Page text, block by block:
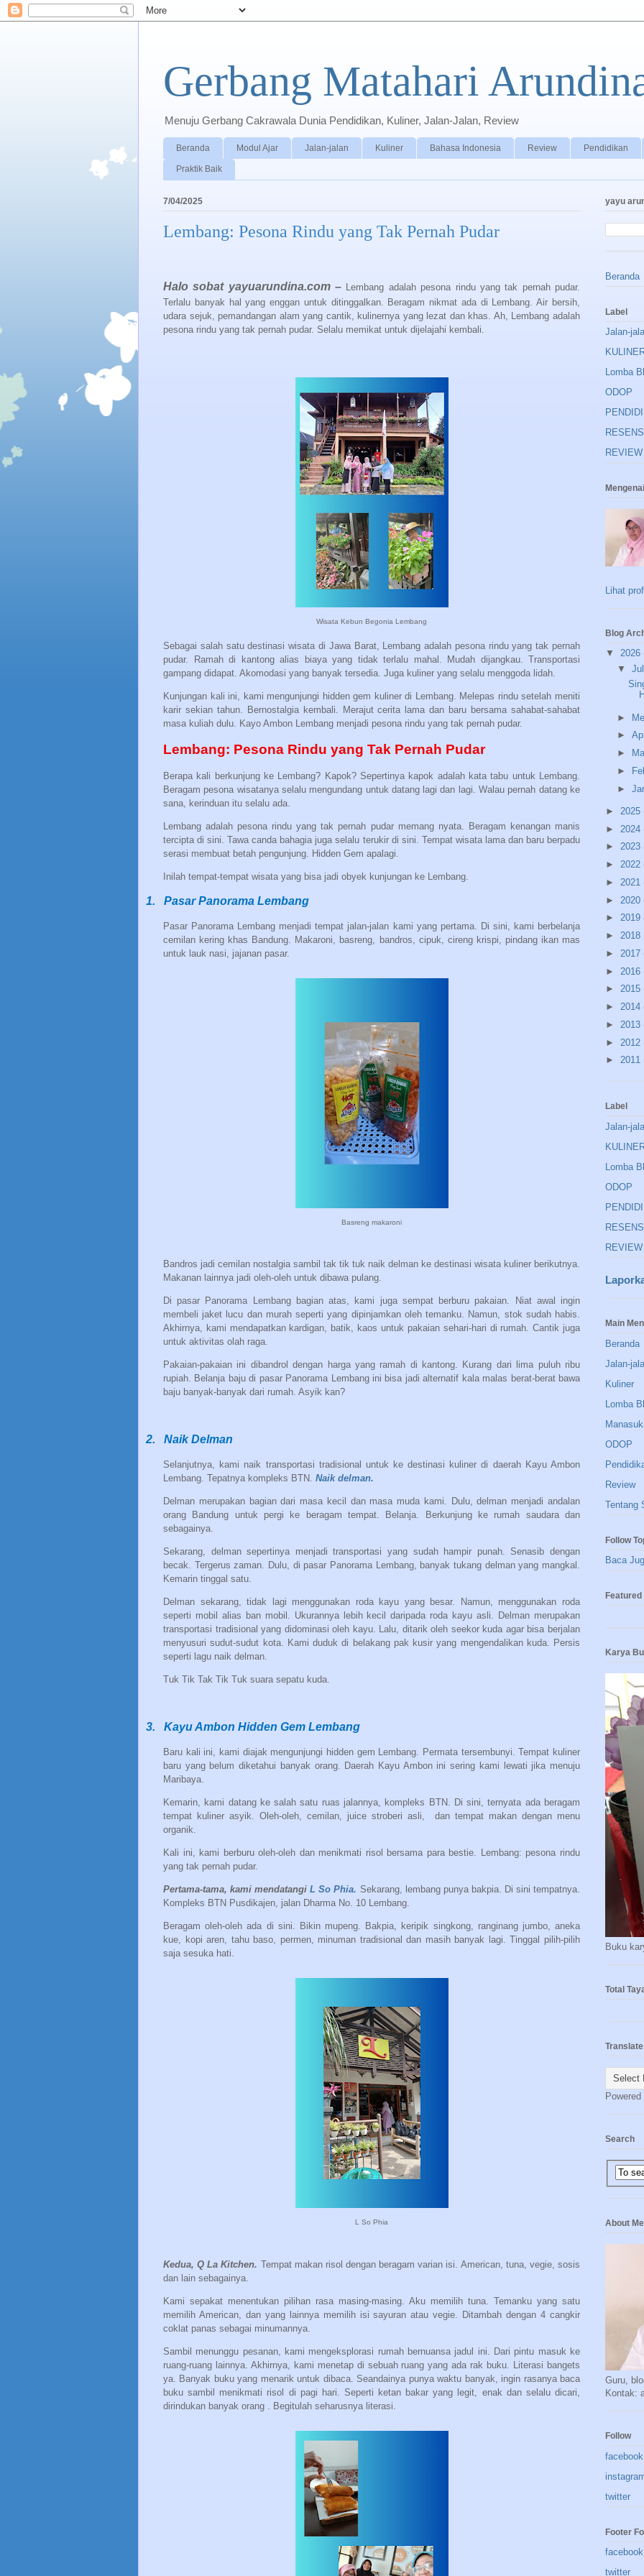
Gerbang Matahari
Menuju Gerbang Cakrawala Dunia Pendidikan, Kuliner, Jalan-Jalan, Review
Beranda Modul Ajar Jalan-jalan Kuliner Bahasa Indonesia Review Pendidikan
Praktik Baik
7/04/2025
Lembang: Pesona Rindu yang Tak Pernah Pudar
Halo sobat yayuarundina.com – Lembang adalah pesona rindu yang tak pernah pudar.
Terlalu banyak hal yang enggan untuk ditinggalkan. Beragam nikmat ada di Lembang. Air bersih,
udara sejuk, pemandangan alam yang cantik, kulinernya yang lezat dan khas. Ah, Lembang adalah
pesona rindu yang tak pernah pudar. Selalu memikat untuk dijelajahi kembali.
Wisata Kebun Begonia Lembang
Sebagai salah satu destinasi wisata di Jawa Barat, Lembang adalah pesona rindu yang tak pernah
pudar. Ramah di kantong alias biaya yang tidak terlalu mahal. Mudah dijangkau. Transportasi
gampang didapat. Akomodasi yang banyak tersedia. Juga kuliner yang selalu menggoda lidah.
Kunjungan kali ini, kami mengunjungi hidden gem kuliner di Lembang. Melepas rindu setelah meniti
karir sekian tahun. Bernostalgia kembali. Merajut cerita lama dan baru bersama sahabat-sahabat
masa kuliah dulu. Kayo Ambon Lembang menjadi pesona rindu yang tak pernah pudar.
Lembang: Pesona Rindu yang Tak Pernah Pudar
Berapa kali berkunjung ke Lembang? Kapok? Sepertinya kapok adalah kata tabu untuk Lembang.
Beragam pesona wisatanya selalu mengundang untuk datang lagi dan lagi. Walau pernah datang ke
sana, kerinduan itu selalu ada.
Lembang adalah pesona rindu yang tak pernah pudar memang nyata. Beragam kenangan manis
tercipta di sini. Tawa canda bahagia juga selalu terukir di sini. Tempat wisata lama dan baru berpadu
serasi membuat betah pengunjung. Hidden Gem apalagi.
Inilah tempat-tempat wisata yang bisa jadi obyek kunjungan ke Lembang.
1. Pasar Panorama Lembang
Pasar Panorama Lembang menjadi tempat jalan-jalan kami yang pertama. Di sini, kami berbelanja
cemilan kering khas Bandung. Makaroni, basreng, bandros, cipuk, cireng krispi, pindang ikan mas
untuk lauk nasi, jajanan pasar.
Basreng makaroni
Bandros jadi cemilan nostalgia sambil tak tik tuk naik delman ke destinasi wisata kuliner berikutnya.
Makanan lainnya jadi oleh-oleh untuk dibawa pulang.
Di pasar Panorama Lembang bagian atas, kami juga sempat berburu pakaian. Niat awal ingin
membeli jaket lucu dan murah seperti yang dipinjamkan oleh temanku. Namun, stok sudah habis.
Akhirnya, kami mendapatkan kardigan, batik, kaos untuk pakaian sehari-hari di rumah. Cantik juga
untuk aktivitas olah raga.
Pakaian-pakaian ini dibandrol dengan harga yang ramah di kantong. Kurang dari lima puluh ribu
rupiah. Belanja baju di pasar Panorama Lembang ini bisa jadi alternatif kala malas berat-berat bawa
baju banyak-banyak dari rumah. Asyik kan?
2. Naik Delman
Selanjutnya, kami naik transportasi tradisional untuk ke destinasi kuliner di daerah Kayu Ambon
Lembang. Tepatnya kompleks BTN. Naik delman.
Delman merupakan bagian dari masa kecil dan masa muda kami. Dulu, delman menjadi andalan
orang Bandung untuk pergi ke beragam tempat. Belanja. Berkunjung ke rumah saudara dan
sebagainya.
Sekarang, delman sepertinya menjadi transportasi yang sudah hampir punah. Senasib dengan
becak. Tergerus zaman. Dulu, di pasar Panorama Lembang, banyak tukang delman yang mangkal.
Kemarin tinggal satu.
Delman sekarang, tidak lagi menggunakan roda kayu yang besar. Namun, menggunakan roda
seperti mobil alias ban mobil. Ukurannya lebih kecil daripada roda kayu asli. Delman merupakan
transportasi tradisional yang didominasi oleh kayu. Lalu, ditarik oleh seekor kuda agar bisa berjalan
menyusuri sudut-sudut kota. Kami duduk di belakang pak kusir yang mengendalikan kuda. Persis
seperti lagu naik delman.
Tuk Tik Tak Tik Tuk suara sepatu kuda.
3. Kayu Ambon Hidden Gem Lembang
Baru kali ini, kami diajak mengunjungi hidden gem Lembang. Permata tersembunyi. Tempat kuliner
baru yang belum diketahui banyak orang. Daerah Kayu Ambon ini sering kami lewati jika menuju
Maribaya.
Kemarin, kami datang ke salah satu ruas jalannya, kompleks BTN. Di sini, ternyata ada beragam
tempat kuliner asyik. Oleh-oleh, cemilan, juice stroberi asli,
dan tempat makan dengan menu
organik.
Kali ini, kami berburu oleh-oleh dan menikmati risol bersama para bestie. Lembang: pesona rindu
yang tak pernah pudar.
Pertama-tama, kami mendatangiL So Phia. Sekarang, lembang punya bakpia. Di sini tempatnya.
Kompleks BTN Pusdikajen, jalan Dharma No. 10 Lembang.
Beragam oleh-oleh ada di sini. Bikin mupeng. Bakpia, keripik singkong, ranginang jumbo, aneka
kue, kopi aren, tahu baso, permen, minuman tradisional dan masih banyak lagi. Tinggal pilih-pilih
saja sesuka hati.
L So Phia
Kedua, Q La Kitchen. Tempat makan risol dengan beragam varian isi. American, tuna, vegie, sosis
dan lain sebagainya.
Kami sepakat menentukan pilihan rasa masing-masing. Aku memilih tuna. Temanku yang satu
memilih American, dan yang lainnya memilih isi sayuran atau vegie. Ditambah dengan 4 cangkir
coklat panas sebagai minumannya.
Sambil menunggu pesanan, kami mengeksplorasi rumah bernuansa jadul ini. Dari pintu masuk ke
ruang-ruang lainnya. Akhirnya, kami menetap di sebuah ruang yang ada rak buku. Literasi bangets
ya. Banyak buku yang menarik untuk dibaca. Seandainya punya waktu banyak, ingin rasanya baca
buku sambil menikmati risol di pagi hari. Seperti ketan bakar yang legit, enak dan selalu dicari,
dirindukan banyak orang . Begitulah seharusnya literasi.
yayu
Beranda
Label
Jalan-
Lomba
ODOP
REVIEW
Lihat
Blog
▼ 2026
▼
►
►
►
►
►
► 2025
► 2024
► 2023
► 2022
► 2021
► 2020
► 2019
► 2018
► 2017
► 2016
► 2015
► 2014
► 2013
► 2012
► 2011
Label
Jalan-
Lomba
ODOP
REVIEW
Main
Beranda
Jalan-
Kuliner
Lomba
ODOP
Review
Tentang
Follow
Baca
Featured
Karya
Buku
Total
Translate
Search
About Me
Guru,
Kontak:
Follow
facebook
twitter
Footer
facebook
twitter